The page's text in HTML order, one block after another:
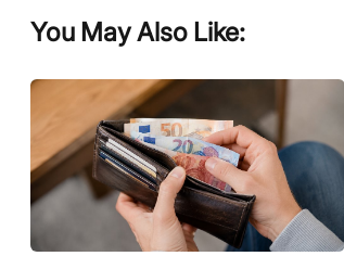
You May Also Like: